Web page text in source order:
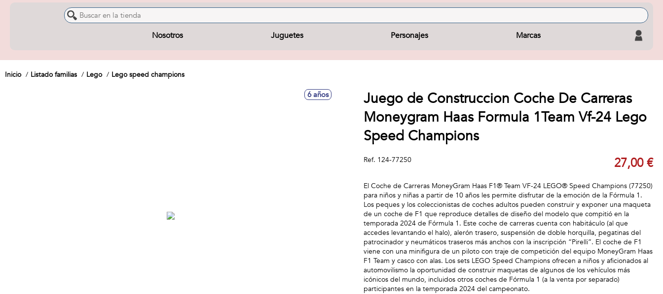
Nosotros Juguetes Personajes Marcas
Inicio Listado familias Lego Lego speed champions
6 años
Juego de Construccion Coche De Carreras
Moneygram Haas Formula 1Team Vf-24 Lego
Speed Champions
Ref. 124-77250 27,00 €
El Coche de Carreras MoneyGram Haas F1® Team VF-24 LEGO® Speed Champions (77250)
para niños y niñas a partir de 10 años les permite disfrutar de la emoción de la Fórmula 1.
Los peques y los coleccionistas de coches adultos pueden construir y exponer una maqueta
de un coche de F1 que reproduce detalles de diseño del modelo que compitió en la
temporada 2024 de Fórmula 1. Este coche de carreras cuenta con habitáculo (al que
accedes levantando el halo), alerón trasero, suspensión de doble horquilla, pegatinas del
patrocinador y neumáticos traseros más anchos con la inscripción “Pirelli”. El coche de F1
viene con una minifigura de un piloto con traje de competición del equipo MoneyGram Haas
F1 Team y casco con alas. Los sets LEGO Speed Champions ofrecen a niños y aficionados al
automovilismo la oportunidad de construir maquetas de algunos de los vehículos más
icónicos del mundo, incluidos otros coches de Fórmula 1 (a la venta por separado)
participantes en la temporada 2024 del campeonato.